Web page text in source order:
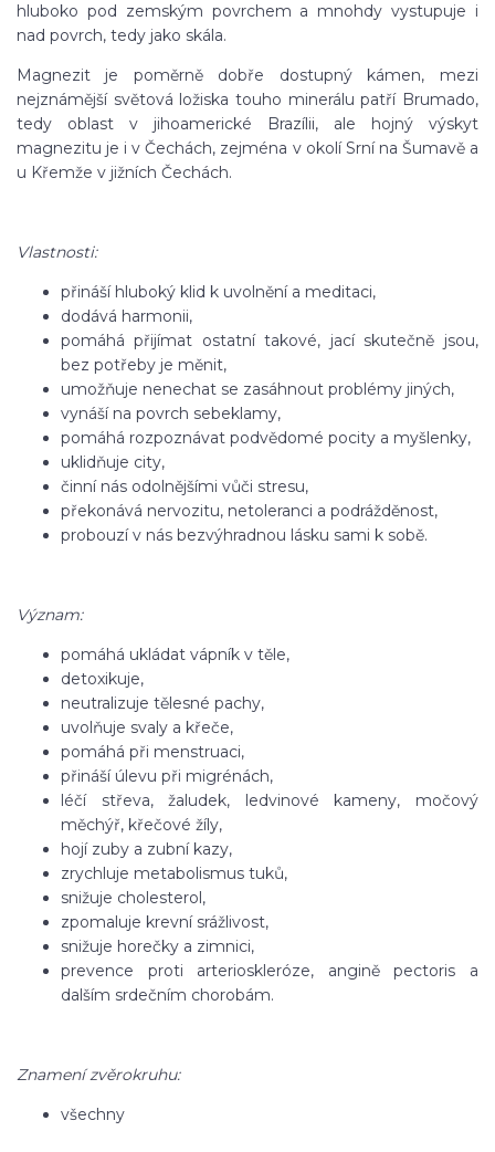
hluboko pod zemským povrchem a mnohdy vystupuje i
nad povrch, tedy jako skála.
Magnezit je poměrně dobře dostupný kámen, mezi
nejznámější světová ložiska touho minerálu patří Brumado,
tedy oblast v jihoamerické Brazílii, ale hojný výskyt
magnezitu je i v Čechách, zejména v okolí Srní na Šumavě a
u Křemže v jižních Čechách.
Vlastnosti:
přináší hluboký klid k uvolnění a meditaci,
dodává harmonii,
pomáhá přijímat ostatní takové, jací skutečně jsou,
bez potřeby je měnit,
umožňuje nenechat se zasáhnout problémy jiných,
vynáší na povrch sebeklamy,
pomáhá rozpoznávat podvědomé pocity a myšlenky,
uklidňuje city,
činní nás odolnějšími vůči stresu,
překonává nervozitu, netoleranci a podrážděnost,
probouzí v nás bezvýhradnou lásku sami k sobě.
Význam:
pomáhá ukládat vápník v těle,
detoxikuje,
neutralizuje tělesné pachy,
uvolňuje svaly a křeče,
pomáhá při menstruaci,
přináší úlevu při migrénách,
léčí střeva, žaludek, ledvinové kameny, močový
měchýř, křečové žíly,
hojí zuby a zubní kazy,
zrychluje metabolismus tuků,
snižuje cholesterol,
zpomaluje krevní srážlivost,
snižuje horečky a zimnici,
prevence proti arterioskleróze, angině pectoris a
dalším srdečním chorobám.
Znamení zvěrokruhu:
všechny